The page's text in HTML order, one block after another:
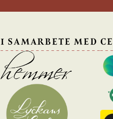
I SAMARBETE MED